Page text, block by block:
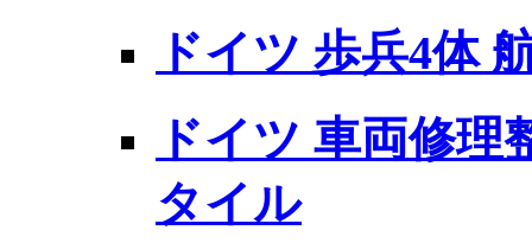
ドイツ 歩兵4体
ドイツ 車両修理
タイル